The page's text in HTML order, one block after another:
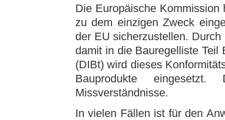
Die Europäische
zu dem einzigen Zweck
der EU sicherzustellen.
damit in die Bauregelliste
(DIBt) wird dieses
Bauprodukte
Missverständnisse.
In vielen Fällen ist für den